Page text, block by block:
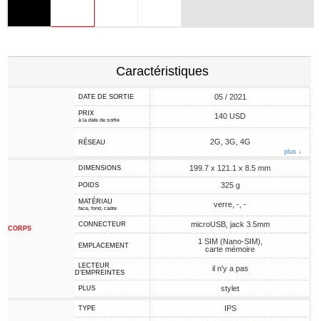
Caractéristiques
DATE DE SORTIE 05 / 2021
PRIX
à la date de sortie 140 USD
RÉSEAU 2G, 3G, 4G
plus ↓
CORPS
DIMENSIONS 199.7 x 121.1 x 8.5 mm
POIDS 325 g
MATÉRIAU
face, fond, cadre verre, -, -
CONNECTEUR microUSB, jack 3.5mm
EMPLACEMENT
1 SIM (Nano-SIM),
carte mémoire
LECTEUR
D'EMPREINTES
il n'y a pas
PLUS stylet
TYPE IPS